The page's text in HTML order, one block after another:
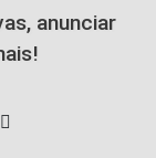
anunciar